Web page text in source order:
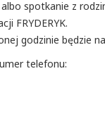
spotkanie z
FRYDERYK.
godzinie będzie
telefonu: